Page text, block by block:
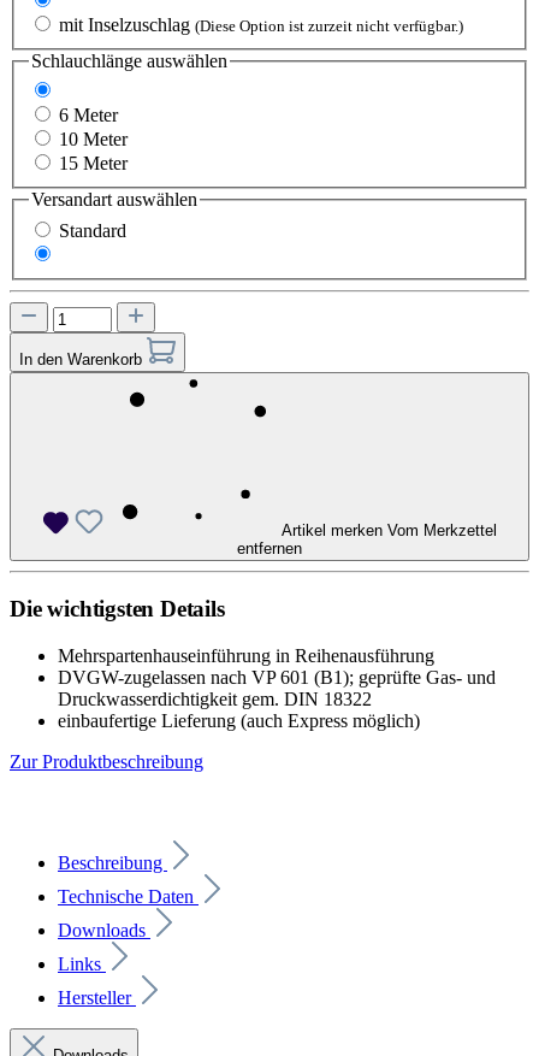
mit Inselzuschlag (Diese Option ist zurzeit nicht verfügbar.)
Schlauchlänge auswählen
6 Meter
10 Meter
15 Meter
Versandart auswählen
Standard
In den Warenkorb
Artikel merken Vom Merkzettel
entfernen
Die wichtigsten Details
Mehrspartenhauseinführung in Reihenausführung
DVGW-zugelassen nach VP 601 (B1); geprüfte Gas- und
Druckwasserdichtigkeit gem. DIN 18322
einbaufertige Lieferung (auch Express möglich)
Zur Produktbeschreibung
Beschreibung
Technische Daten
Downloads
Links
Hersteller